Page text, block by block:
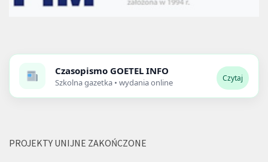
Czasopismo GOETEL INFO
Szkolna gazetka • wydania online Czytaj
PROJEKTY UNIJNE ZAKOŃCZONE